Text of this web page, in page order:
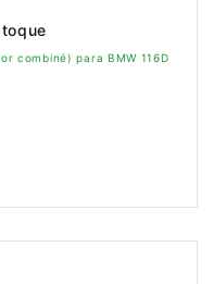
combiné) para BMW 116D